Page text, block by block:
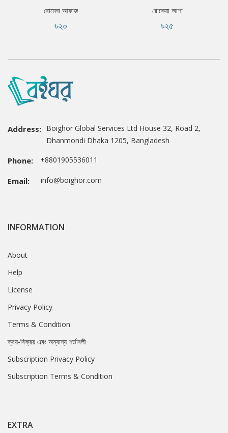
রোমেনা আফাজ
৳২০
রোকেয়া আশা
৳২৫
Address: Boighor Global Services Ltd House 32, Road 2,
Dhanmondi Dhaka 1205, Bangladesh
Phone: +8801905536011
Email: info@boighor.com
INFORMATION
About
Help
License
Privacy Policy
Terms & Condition
ক্রয়-বিক্রয় এবং অন্যান্য শর্তাবলী
Subscription Privacy Policy
Subscription Terms & Condition
EXTRA